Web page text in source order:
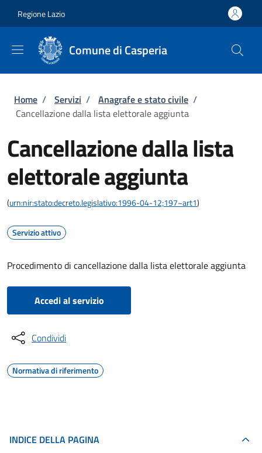
Regione Lazio
Comune di Casperia
Briciole di pane
Home / Servizi / Anagrafe e stato civile /
Cancellazione dalla lista elettorale aggiunta
Cancellazione dalla lista
elettorale aggiunta
(urn:nir:stato:decreto.legislativo:1996-04-12;197~art1)
Servizio attivo
Procedimento di cancellazione dalla lista elettorale aggiunta
Accedi al servizio
Condividi
Normativa di riferimento
INDICE DELLA PAGINA